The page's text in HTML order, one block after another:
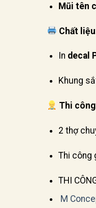
Mũi tên
Chất
In decal
Khung
Thi
2 thợ
Thi công
THI
M